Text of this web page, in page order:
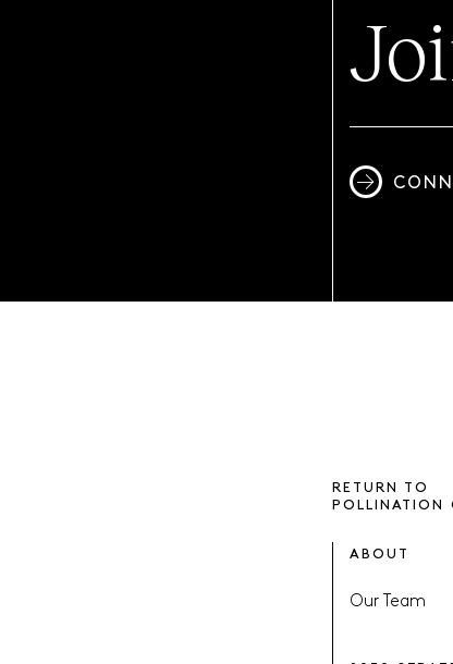
RETURN TO
POLLINATION
ABOUT
Our Team